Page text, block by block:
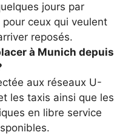
jours par
ceux qui veulent
reposés.
à Munich depuis
aux réseaux U-
les taxis ainsi que les
en libre service